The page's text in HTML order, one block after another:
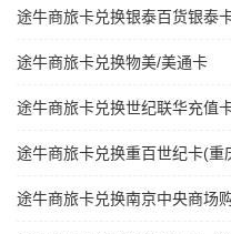
途牛商旅卡兑换银泰百货银泰
途牛商旅卡兑换物美/美通卡
途牛商旅卡兑换世纪联华充值
途牛商旅卡兑换重百世纪卡(重
途牛商旅卡兑换南京中央商场